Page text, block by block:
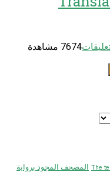
7674 مشاهدة
المصحف المجود برواية